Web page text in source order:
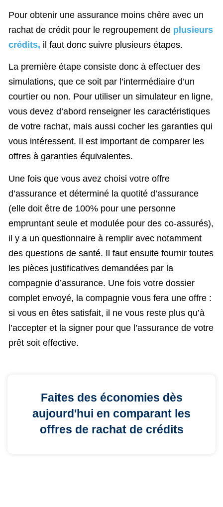
Pour obtenir une assurance moins chère avec un
rachat de crédit pour le regroupement de plusieurs
crédits, il faut donc suivre plusieurs étapes.
La première étape consiste donc à effectuer des
simulations, que ce soit par l’intermédiaire d’un
courtier ou non. Pour utiliser un simulateur en ligne,
vous devez d’abord renseigner les caractéristiques
de votre rachat, mais aussi cocher les garanties qui
vous intéressent. Il est important de comparer les
offres à garanties équivalentes.
Une fois que vous avez choisi votre offre
d’assurance et déterminé la quotité d’assurance
(elle doit être de 100% pour une personne
empruntant seule et modulée pour des co-assurés),
il y a un questionnaire à remplir avec notamment
des questions de santé. Il faut ensuite fournir toutes
les pièces justificatives demandées par la
compagnie d’assurance. Une fois votre dossier
complet envoyé, la compagnie vous fera une offre :
si vous en êtes satisfait, il ne vous reste plus qu’à
l’accepter et la signer pour que l’assurance de votre
prêt soit effective.
Faites des économies dès
aujourd'hui en comparant les
offres de rachat de crédits